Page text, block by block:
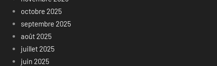
octobre 2025
septembre 2025
août 2025
juillet 2025
juin 2025